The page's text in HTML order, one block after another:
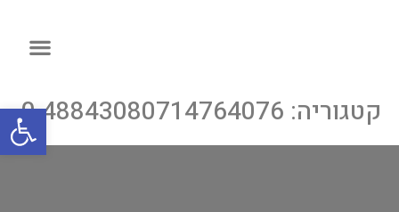
קטגוריה: 0.48843080714764076